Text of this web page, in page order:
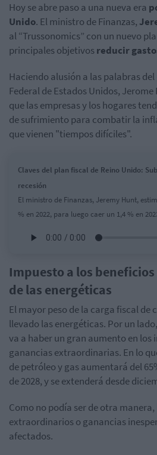
Hoy se abre paso a una nueva era
Unido. El ministro de Finanzas,
al “Trussonomics” con un nuevo
principales objetivosreducir
Haciendo alusión a las palabras
Federal de Estados Unidos,
que las empresas y los hogares
de sufrimiento para combatir la
que vienen "tiempos difíciles".
Claves del plan fiscal de Reino Unido:
recesión
El ministro de Finanzas, Jeremy Hunt,
% en 2022, para luego caer un 1,4 % en
Impuesto a los
de las energéticas
El mayor peso de la carga fiscal de
llevado las energéticas. Por un
va a haber un gran aumento en los
ganancias extraordinarias. En lo
de petróleo y gas aumentará del
de 2028, y se extenderá desde
Como no podía ser de otra
extraordinarios o ganancias
afectados.